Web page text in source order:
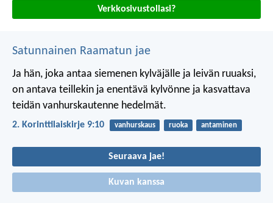
Verkkosivustollasi?
Satunnainen Raamatun jae
Ja hän, joka antaa siemenen kylväjälle ja leivän ruuaksi,
on antava teillekin ja enentävä kylvönne ja kasvattava
teidän vanhurskautenne hedelmät.
2. Korinttilaiskirje 9:10 vanhurskaus ruoka antaminen
Seuraava jae!
Kuvan kanssa